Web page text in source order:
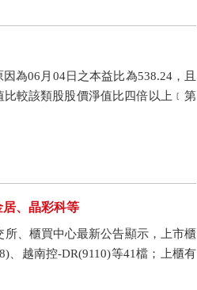
為06月04日之本益比為538.24，且
較該類股股價淨值比四倍以上﹝第
居、晶彩科等
所、櫃買中心最新公告顯示，上市櫃
、越南控-DR(9110)等41檔；上櫃有